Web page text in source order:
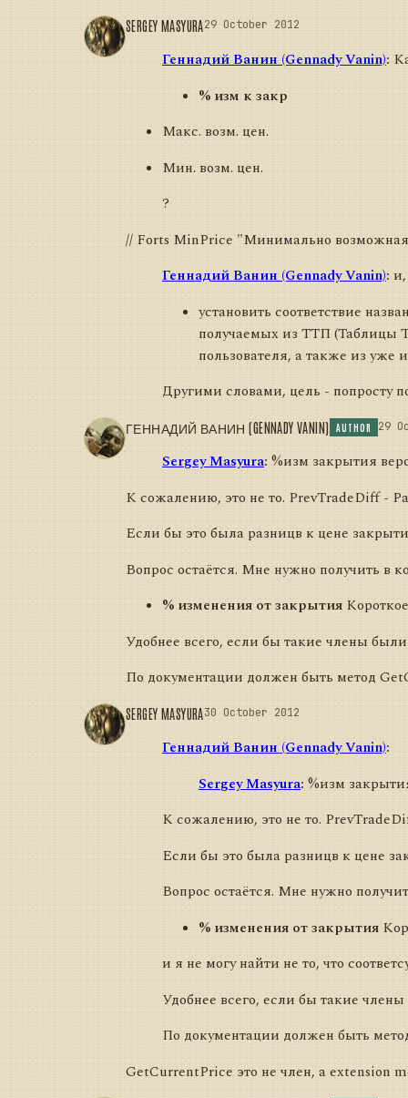
SERGEY MASYURA29 October 2012
Геннадий Ванин (Gennady Vanin):
% изм к закр
Макс. возм. цен.
Мин. возм. цен.
?
// Forts MinPrice "Минимально
Геннадий Ванин (Gennady Vanin):
установить соответствие
получаемых из ТТП (Таблицы
пользователя, а также из
Другими словами, цель - попросту
ГЕННАДИЙ ВАНИН (GENNADY VANIN) AUTHOR 29
Sergey Masyura: %изм закрытия
К сожалению, это не то. PrevTradeDiff -
Если бы это была разницв к цене
Вопрос остаётся. Мне нужно получить в
% изменения от закрытия
Удобнее всего, если бы такие члены
По документации должен быть метод
SERGEY MASYURA30 October 2012
Геннадий Ванин (Gennady Vanin):
Sergey Masyura: %изм
К сожалению, это не то.
Если бы это была разницв к цене
Вопрос остаётся. Мне нужно
% изменения от закрытия
и я не могу найти не то, что
Удобнее всего, если бы такие
По документации должен быть
GetCurrentPrice это не член, а extension